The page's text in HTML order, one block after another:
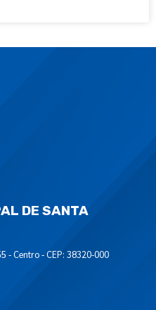
DE SANTA
- Centro - CEP: 38320-000